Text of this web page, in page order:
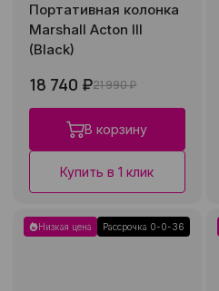
Портативная колонка
Marshall Acton III
(Black)
18 740 ₽21 990 ₽
В корзину
Купить в 1 клик
Низкая цена Рассрочка 0-0-36